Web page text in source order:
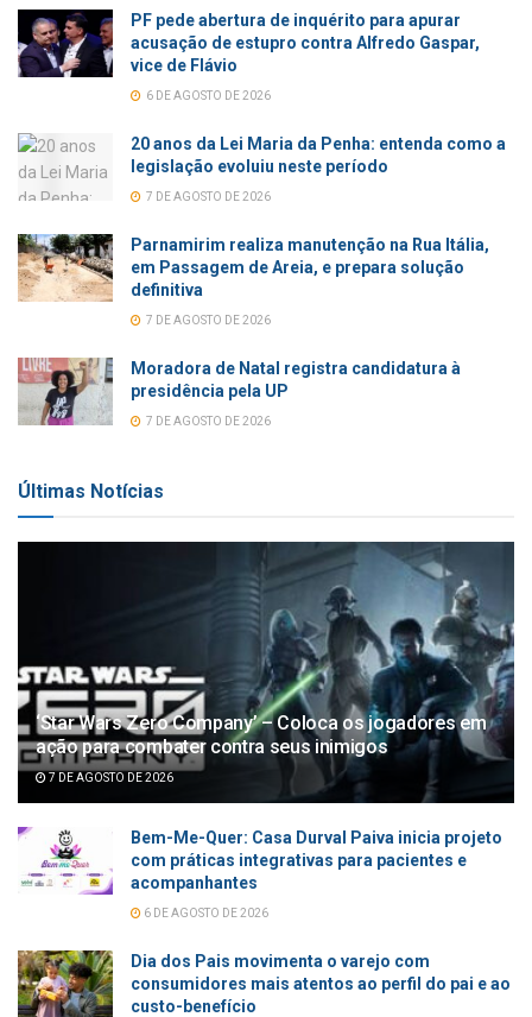
PF pede abertura de inquérito para apurar
acusação de estupro contra Alfredo Gaspar,
vice de Flávio
6 DE AGOSTO DE 2026
20 anos da Lei Maria da Penha: entenda como a
legislação evoluiu neste período
7 DE AGOSTO DE 2026
Parnamirim realiza manutenção na Rua Itália,
em Passagem de Areia, e prepara solução
definitiva
7 DE AGOSTO DE 2026
Moradora de Natal registra candidatura à
presidência pela UP
7 DE AGOSTO DE 2026
Últimas Notícias
‘Star Wars Zero Company’ – Coloca os jogadores em
ação para combater contra seus inimigos
7 DE AGOSTO DE 2026
Bem-Me-Quer: Casa Durval Paiva inicia projeto
com práticas integrativas para pacientes e
acompanhantes
6 DE AGOSTO DE 2026
Dia dos Pais movimenta o varejo com
consumidores mais atentos ao perfil do pai e ao
custo-benefício